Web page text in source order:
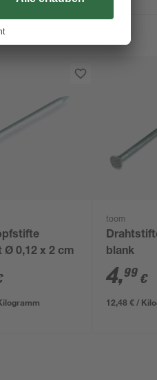
Ø 0,12 x 2 cm
toom
blank
4,99 €
12,48 € /